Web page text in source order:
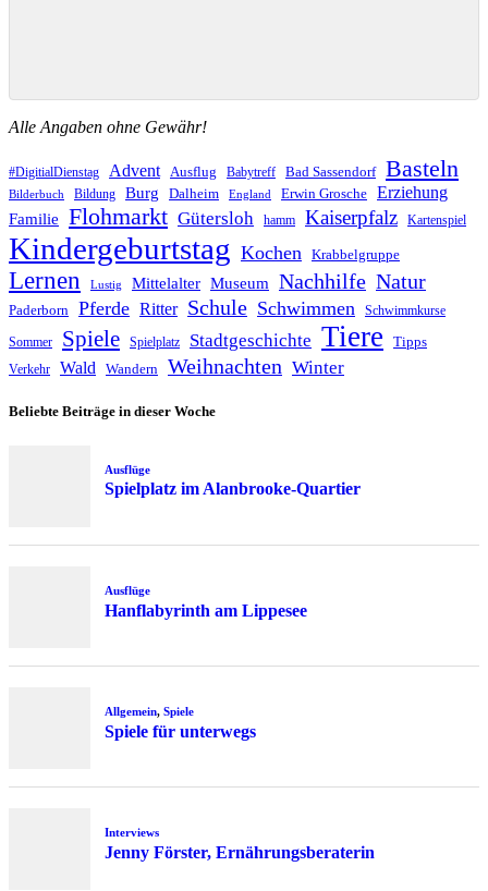
Alle Angaben ohne Gewähr!
#DigitialDienstag Advent Ausflug Babytreff Bad Sassendorf Basteln
Bilderbuch Bildung Burg Dalheim England Erwin Grosche Erziehung
Familie Flohmarkt Gütersloh hamm Kaiserpfalz Kartenspiel
Kindergeburtstag Kochen Krabbelgruppe
Lernen Lustig Mittelalter Museum Nachhilfe Natur
Paderborn Pferde Ritter Schule Schwimmen Schwimmkurse
Sommer Spiele Spielplatz Stadtgeschichte Tiere Tipps
Verkehr Wald Wandern Weihnachten Winter
Beliebte Beiträge in dieser Woche
Ausflüge
Spielplatz im Alanbrooke-Quartier
Ausflüge
Hanflabyrinth am Lippesee
Allgemein, Spiele
Spiele für unterwegs
Interviews
Jenny Förster, Ernährungsberaterin